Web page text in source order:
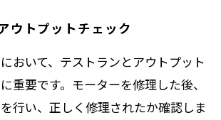
ウトプットチェック
おいて、テストランとアウトプット
重要です。モーターを修理した後、
行い、正しく修理されたか確認しま